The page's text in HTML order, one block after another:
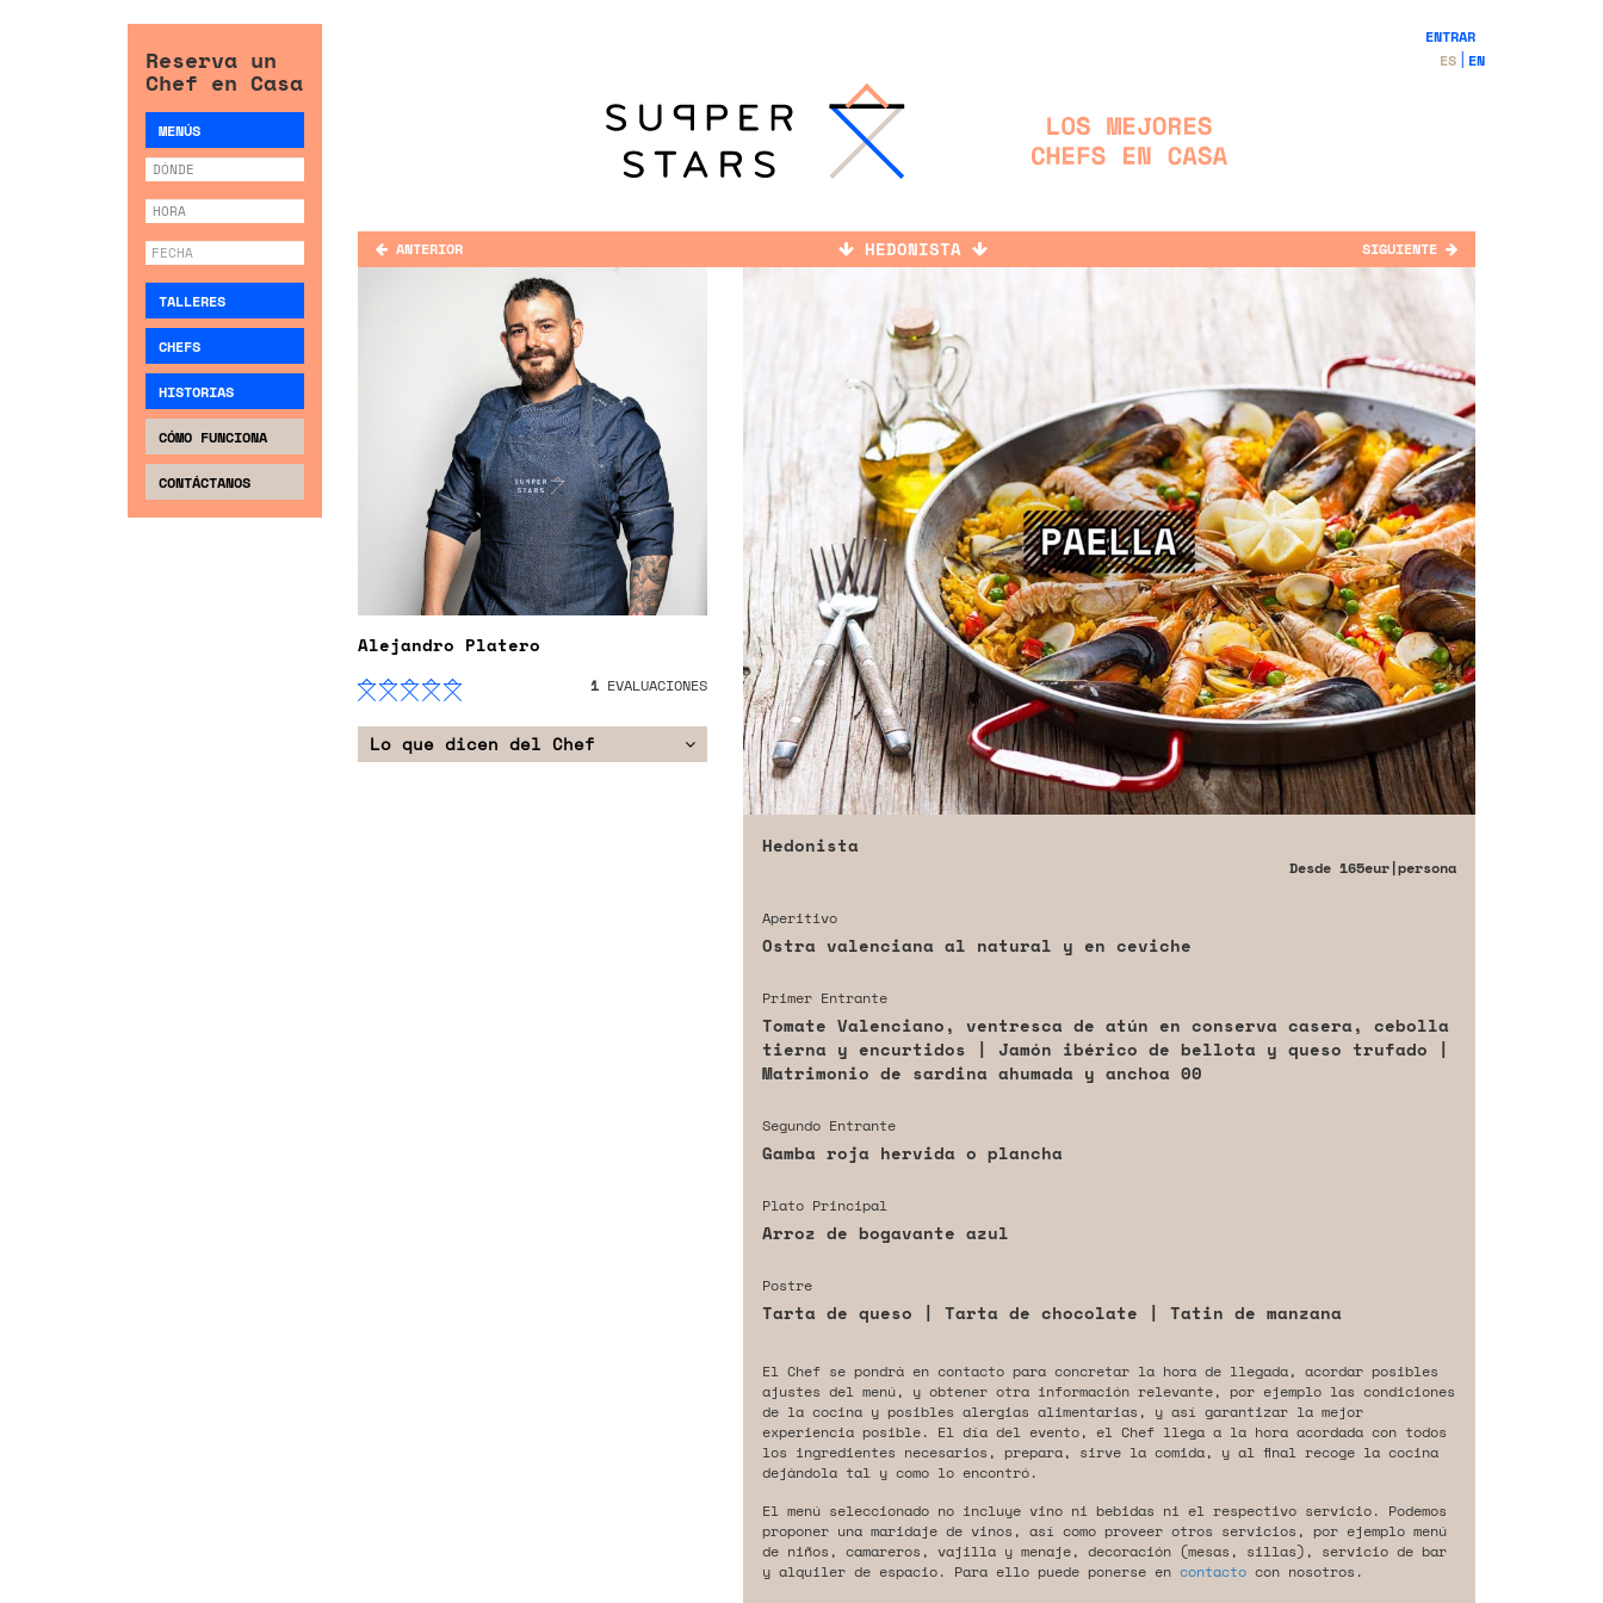
Reserva un
Chef en Casa
MENÚS
TALLERES
CHEFS
HISTORIAS
CÓMO FUNCIONA
CONTÁCTANOS
ENTRAR
ES
EN
ANTERIOR HEDONISTA SIGUIENTE
Alejandro Platero
1EVALUACIONES
Lo que dicen del Chef
Hedonista
Desde 165eur|persona
Aperitivo
Ostra valenciana al natural y en ceviche
Primer Entrante
Tomate Valenciano, ventresca de atún en conserva casera, cebolla
tierna y encurtidos | Jamón ibérico de bellota y queso trufado |
Matrimonio de sardina ahumada y anchoa 00
Segundo Entrante
Gamba roja hervida o plancha
Plato Principal
Arroz de bogavante azul
Postre
Tarta de queso | Tarta de chocolate | Tatin de manzana
El Chef se pondrá en contacto para concretar la hora de llegada, acordar posibles
ajustes del menú, y obtener otra información relevante, por ejemplo las condiciones
de la cocina y posibles alergias alimentarias, y así garantizar la mejor
experiencia posible. El día del evento, el Chef llega a la hora acordada con todos
los ingredientes necesarios, prepara, sirve la comida, y al final recoge la cocina
dejándola tal y como lo encontró.
El menú seleccionado no incluye vino ni bebidas ni el respectivo servicio. Podemos
proponer una maridaje de vinos, así como proveer otros servicios, por ejemplo menú
de niños, camareros, vajilla y menaje, decoración (mesas, sillas), servicio de bar
y alquiler de espacio. Para ello puede ponerse en contactocon nosotros.